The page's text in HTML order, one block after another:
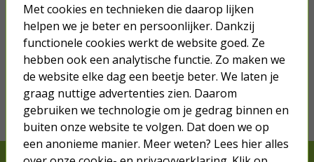
we hebben hetwel
Bestel mee
Je verwacht het niet, we hebben het wel
Met cookies en technieken die daarop lijken
helpen we je beter en persoonlijker. Dankzij
functionele cookies werkt de website goed. Ze
hebben ook een analytische functie. Zo maken we
de website elke dag een beetje beter. We laten je
graag nuttige advertenties zien. Daarom
gebruiken we technologie om je gedrag binnen en
buiten onze website te volgen. Dat doen we op
een anonieme manier. Meer weten? Lees hier alles